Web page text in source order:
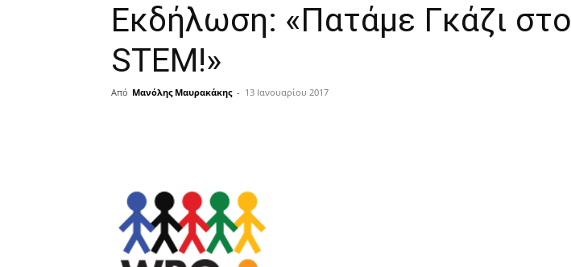
Εκδήλωση: «Πατάμε Γκάζι στο
STEM!»
Από Μανόλης Μαυρακάκης - 13 Ιανουαρίου 2017